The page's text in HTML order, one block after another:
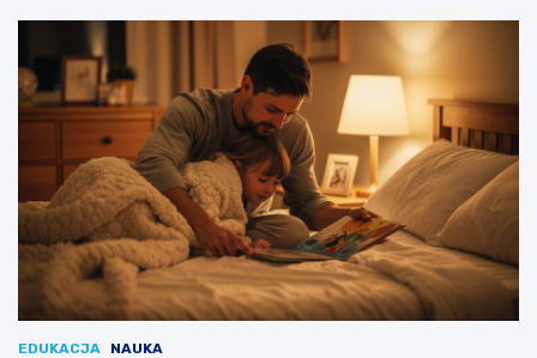
EDUKACJA NAUKA